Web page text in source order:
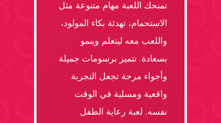
تمنحك اللعبة مهام متنوعة مثل
الاستحمام، تهدئة بكاء المولود،
واللعب معه ليتعلم وينمو
بسعادة. تتميز برسومات جميلة
وأجواء مرحة تجعل التجربة
واقعية ومسلية في الوقت
نفسه. لعبة رعاية الطفل